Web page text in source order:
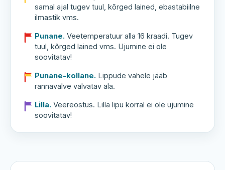
samal ajal tugev tuul, kõrged lained, ebastabiilne
ilmastik vms.
Punane. Veetemperatuur alla 16 kraadi. Tugev
tuul, kõrged lained vms. Ujumine ei ole
soovitatav!
Punane-kollane. Lippude vahele jääb
rannavalve valvatav ala.
Lilla. Veereostus. Lilla lipu korral ei ole ujumine
soovitatav!